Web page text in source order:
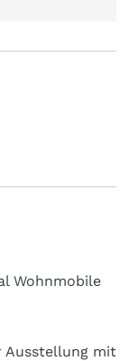
Wohnmobile
Ausstellung mit